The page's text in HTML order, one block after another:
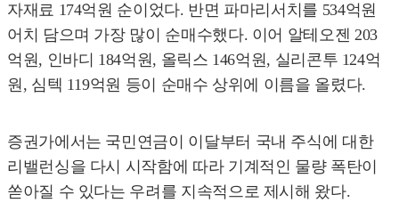
자재료 174억원 순이었다. 반면 파마리서치를 534억원
어치 담으며 가장 많이 순매수했다. 이어 알테오젠 203
억원, 인바디 184억원, 올릭스 146억원, 실리콘투 124억
원, 심텍 119억원 등이 순매수 상위에 이름을 올렸다.
증권가에서는 국민연금이 이달부터 국내 주식에 대한
리밸런싱을 다시 시작함에 따라 기계적인 물량 폭탄이
쏟아질 수 있다는 우려를 지속적으로 제시해 왔다.